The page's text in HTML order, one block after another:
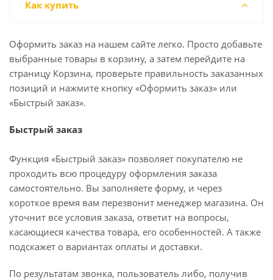
Как купить
Оформить заказ на нашем сайте легко. Просто добавьте
выбранные товары в корзину, а затем перейдите на
страницу Корзина, проверьте правильность заказанных
позиций и нажмите кнопку «Оформить заказ» или
«Быстрый заказ».
Быстрый заказ
Функция «Быстрый заказ» позволяет покупателю не
проходить всю процедуру оформления заказа
самостоятельно. Вы заполняете форму, и через
короткое время вам перезвонит менеджер магазина. Он
уточнит все условия заказа, ответит на вопросы,
касающиеся качества товара, его особенностей. А также
подскажет о вариантах оплаты и доставки.
По результатам звонка, пользователь либо, получив